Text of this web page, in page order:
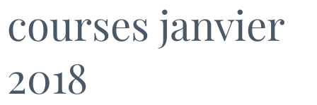
courses janvier
2018